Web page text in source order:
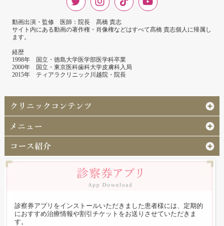
動画出演・監修 医師：院長 髙橋 貴志
サイト内にある動画の著作権・肖像権などはすべて髙橋 貴志個人に帰属し
ます。
経歴
1998年 国立・徳島大学医学部医学科卒業
2000年 国立・東京医科歯科大学皮膚科入局
2015年 ティアラクリニック川越院・院長
診察券アプリをインストールいただきました患者様には、定期的
におすすめ治療情報や割引チケットをお送りさせていただきま
す。